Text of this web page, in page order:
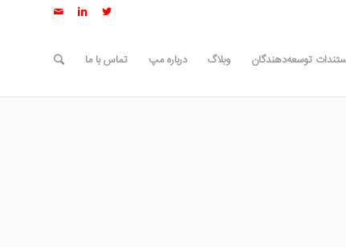
توسعه‌دهندگان وبلاگ درباره مپ تماس با ما